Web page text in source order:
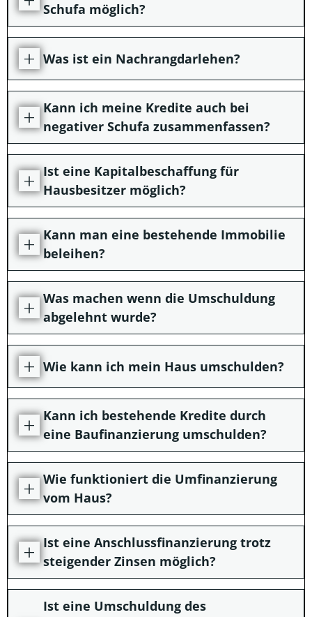
Schufa möglich?
Was ist ein Nachrangdarlehen?
Kann ich meine Kredite auch bei
negativer Schufa zusammenfassen?
Ist eine Kapitalbeschaffung für
Hausbesitzer möglich?
Kann man eine bestehende Immobilie
beleihen?
Was machen wenn die Umschuldung
abgelehnt wurde?
Wie kann ich mein Haus umschulden?
Kann ich bestehende Kredite durch
eine Baufinanzierung umschulden?
Wie funktioniert die Umfinanzierung
vom Haus?
Ist eine Anschlussfinanzierung trotz
steigender Zinsen möglich?
Ist eine Umschuldung des